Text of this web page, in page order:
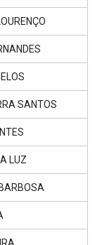
SANTOS
LUZ